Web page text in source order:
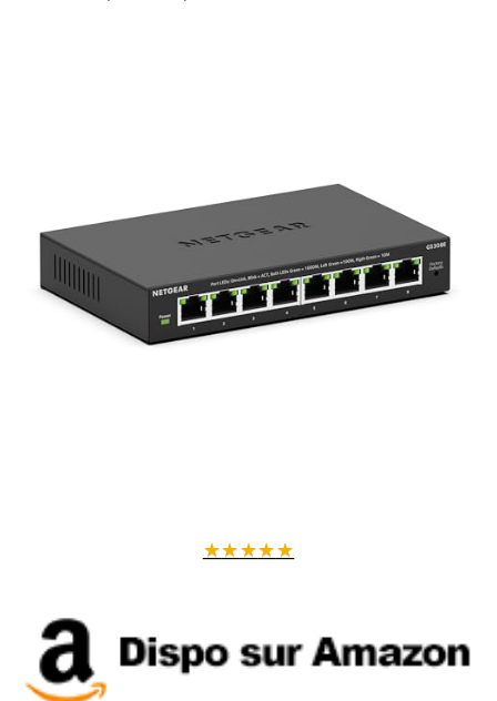
Spécifications techniques :
Dimensions : 19,3 cm (longueur) x 11,3 cm (largeur) x 19 cm
(hauteur)
Poids : 60 g
Alimentation : câble USB-C 1 m inclus
★★★★★